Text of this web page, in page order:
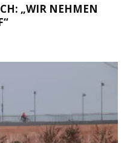
„WIR NEHMEN